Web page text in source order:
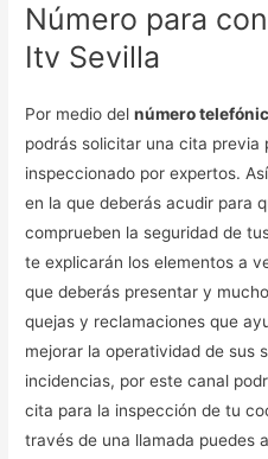
Número para
Itv Sevilla
Por medio delnúmero
podrás solicitar una cita previa
inspeccionado por expertos.
en la que deberás acudir para
comprueben la seguridad de
te explicarán los elementos a
que deberás presentar y
quejas y reclamaciones que
mejorar la operatividad de sus
incidencias, por este canal
cita para la inspección de tu
través de una llamada puedes